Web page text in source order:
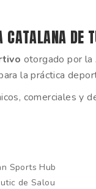
DE
otorgado por la
la práctica
comerciales y
Sports Hub
de Salou